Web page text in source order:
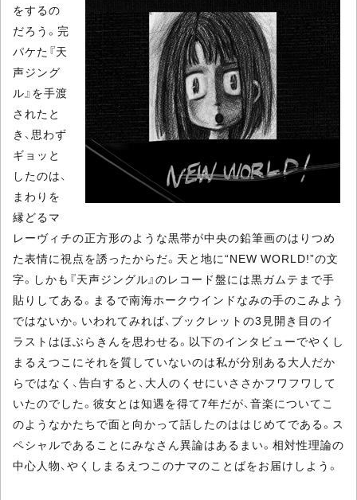
をするの
だろう。完
パケた『天
声ジング
ル』を手渡
されたと
き、思わず
ギョッと
したのは、
まわりを
縁どるマ
レーヴィチの正方形のような黒帯が中央の鉛筆画のはりつめ
た表情に視点を誘ったからだ。天と地に“NEW WORLD!”の文
字。しかも『天声ジングル』のレコード盤には黒ガムテまで手
貼りしてある。まるで南海ホークウインドなみの手のこみよう
ではないか。いわれてみれば、ブックレットの3見開き目のイ
ラストはほぶらきんを思わせる。以下のインタビューでやくし
まるえつこにそれを質していないのは私が分別ある大人だか
らではなく、告白すると、大人のくせにいささかフワフワして
いたのでした。彼女とは知遇を得て7年だが、音楽についてこ
のようなかたちで面と向かって話したのははじめてである。ス
ペシャルであることにみなさん異論はあるまい。相対性理論の
中心人物、やくしまるえつこのナマのことばをお届けしよう。